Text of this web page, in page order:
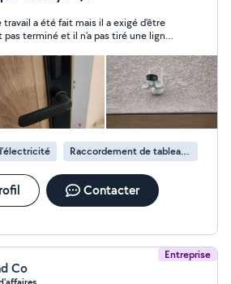
avec sérieux et
garantir votre sécurité et votre
travaux de bricolage: montage
d'étagères, pose de luminaires,
aménagement intérieur et autres
je
travail soigné, de qualité et
a été fait mais il a exigé d'être
pas terminé et il n'a pas tiré une ligne
Raccordement de tableau électrique
Contacter
Entreprise
Co